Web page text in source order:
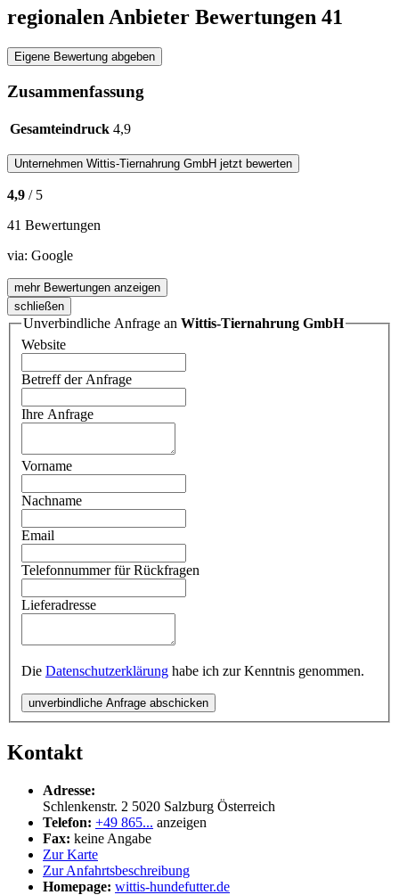
regionalen Anbieter Bewertungen 41
Eigene Bewertung abgeben
Zusammenfassung
Gesamteindruck 4,9
Unternehmen Wittis-Tiernahrung GmbH jetzt bewerten
4,9 / 5
41 Bewertungen
via: Google
mehr Bewertungen anzeigen
schließen
Unverbindliche Anfrage an Wittis-Tiernahrung GmbH
Website
Betreff der Anfrage
Ihre Anfrage
Vorname
Nachname
Email
Telefonnummer für Rückfragen
Lieferadresse
Die Datenschutzerklärung habe ich zur Kenntnis genommen.
unverbindliche Anfrage abschicken
Kontakt
Adresse:
Schlenkenstr. 2 5020 Salzburg Österreich
Telefon: +49 865... anzeigen
Fax: keine Angabe
Zur Karte
Zur Anfahrtsbeschreibung
Homepage: wittis-hundefutter.de